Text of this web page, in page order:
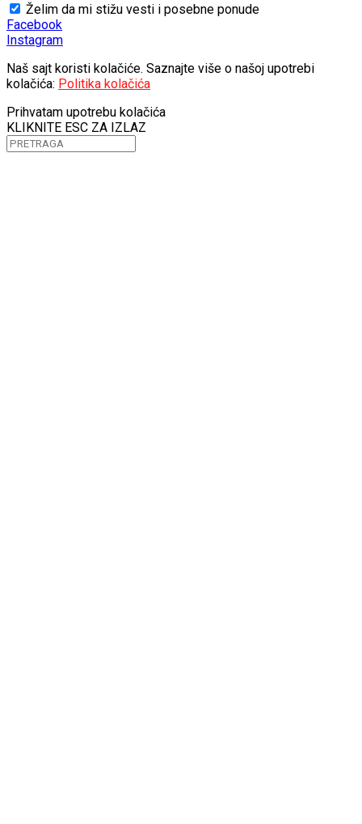
Želim da mi stižu vesti i posebne ponude
Facebook
Instagram
Naš sajt koristi kolačiće. Saznajte više o našoj upotrebi
kolačića: Politika kolačića
Prihvatam upotrebu kolačića
KLIKNITE ESC ZA IZLAZ